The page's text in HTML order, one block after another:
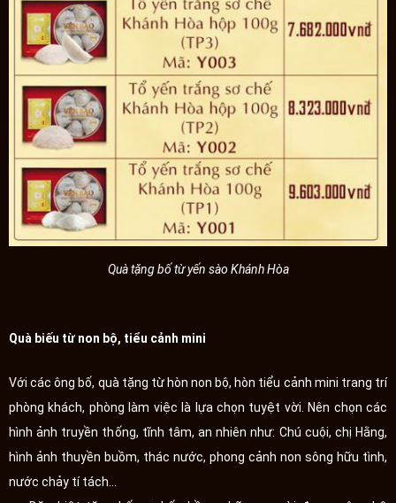
Quà tặng bố từ yến sào Khánh Hòa
Quà biếu từ non bộ, tiểu cảnh mini
Với các ông bố, quà tặng từ hòn non bộ, hòn tiểu cảnh mini trang trí
phòng khách, phòng làm việc là lựa chọn tuyệt vời. Nên chọn các
hình ảnh truyền thống, tĩnh tâm, an nhiên như: Chú cuội, chị Hằng,
hình ảnh thuyền buồm, thác nước, phong cảnh non sông hữu tình,
nước chảy tí tách...